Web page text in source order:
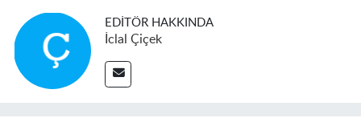
EDITÖR HAKKINDA
İclal Çiçek